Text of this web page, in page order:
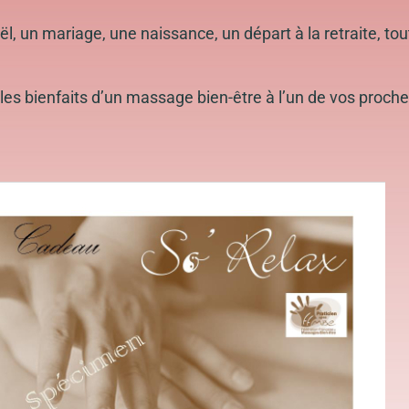
un mariage, une naissance, un départ à la retraite,
bienfaits d’un massage bien-être à l’un de vos